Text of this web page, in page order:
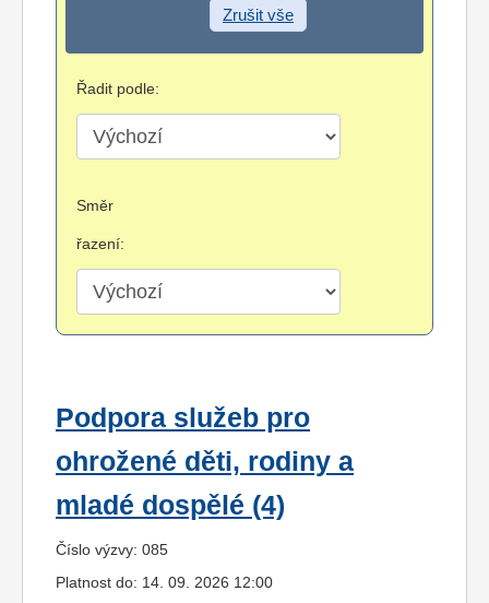
Zrušit vše
Řadit podle:
Směr
řazení:
Podpora služeb pro
ohrožené děti, rodiny a
mladé dospělé (4)
Číslo výzvy: 085
Platnost do: 14. 09. 2026 12:00